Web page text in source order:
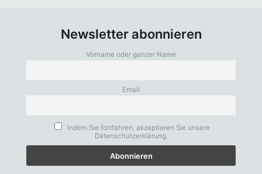
Newsletter abonnieren
Vorname oder ganzer Name
Email
Indem Sie fortfahren, akzeptieren Sie unsere
Datenschutzerklärung.